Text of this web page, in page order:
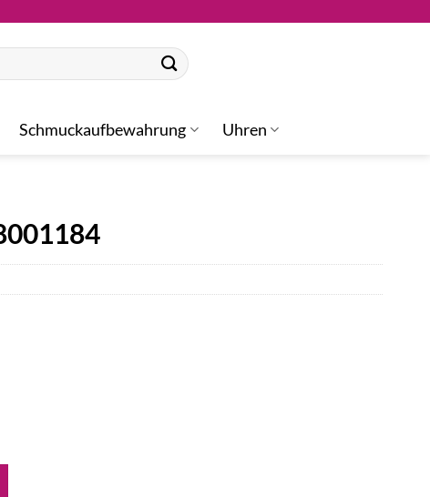
Schmuckaufbewahrung Uhren